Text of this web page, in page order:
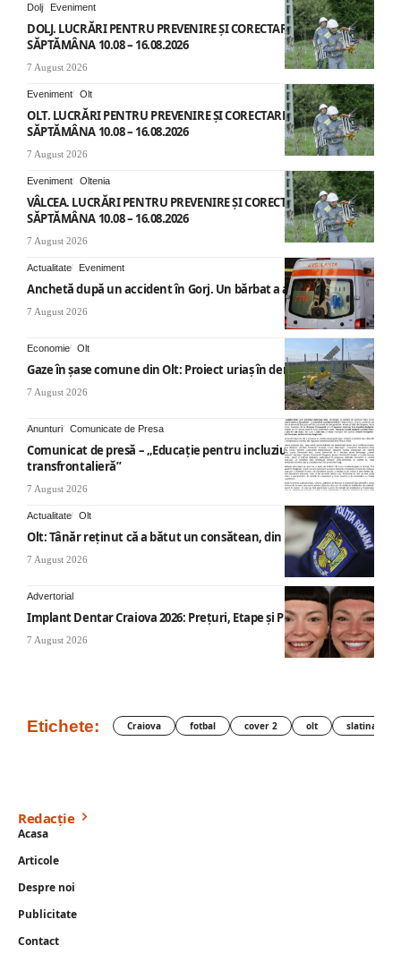
Dolj Eveniment
DOLJ. LUCRĂRI PENTRU PREVENIRE ȘI CORECTARE AVARII –
SĂPTĂMÂNA 10.08 – 16.08.2026
7 August 2026
Eveniment Olt
OLT. LUCRĂRI PENTRU PREVENIRE ȘI CORECTARE AVARII –
SĂPTĂMÂNA 10.08 – 16.08.2026
7 August 2026
Eveniment Oltenia
VÂLCEA. LUCRĂRI PENTRU PREVENIRE ȘI CORECTARE AVARII –
SĂPTĂMÂNA 10.08 – 16.08.2026
7 August 2026
Actualitate Eveniment
Anchetă după un accident în Gorj. Un bărbat a ajuns la spital
7 August 2026
Economie Olt
Gaze în șase comune din Olt: Proiect uriaș în derulare
7 August 2026
Anunturi Comunicate de Presa
Comunicat de presă – „Educație pentru incluziune – O abordare
transfrontalieră”
7 August 2026
Actualitate Olt
Olt: Tânăr reţinut că a bătut un consătean, din cauza muzicii
7 August 2026
Advertorial
Implant Dentar Craiova 2026: Preţuri, Etape şi Plata în Rate
7 August 2026
Etichete: Craiova fotbal cover 2 olt slatina
Redacție
Acasa
Articole
Despre noi
Publicitate
Contact